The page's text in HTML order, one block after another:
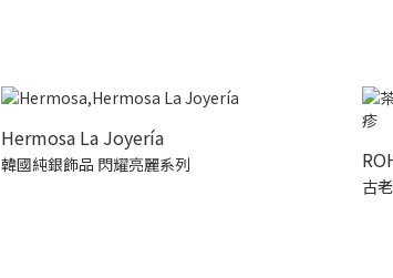
Hermosa La Joyería
韓國純銀飾品 閃耀亮麗系列
古